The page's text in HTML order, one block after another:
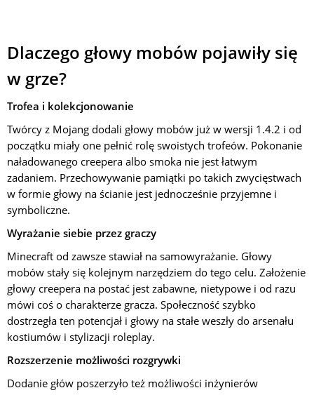
Dlaczego głowy mobów pojawiły się
w grze?
Trofea i kolekcjonowanie
Twórcy z Mojang dodali głowy mobów już w wersji 1.4.2 i od
początku miały one pełnić rolę swoistych trofeów. Pokonanie
naładowanego creepera albo smoka nie jest łatwym
zadaniem. Przechowywanie pamiątki po takich zwycięstwach
w formie głowy na ścianie jest jednocześnie przyjemne i
symboliczne.
Wyrażanie siebie przez graczy
Minecraft od zawsze stawiał na samowyrażanie. Głowy
mobów stały się kolejnym narzędziem do tego celu. Założenie
głowy creepera na postać jest zabawne, nietypowe i od razu
mówi coś o charakterze gracza. Społeczność szybko
dostrzegła ten potencjał i głowy na stałe weszły do arsenału
kostiumów i stylizacji roleplay.
Rozszerzenie możliwości rozgrywki
Dodanie głów poszerzyło też możliwości inżynierów